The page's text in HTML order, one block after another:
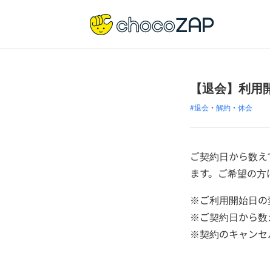
【退会】利
#退会・解約・休会
ご契約日から数
ます。ご希望の方
※ご利用開始日の
※ご契約日から数
※契約のキャンセ